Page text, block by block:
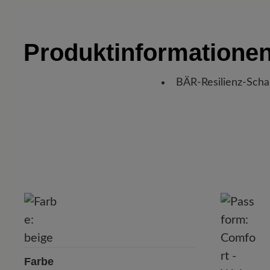
BÄR-Resilienz-
Farbe